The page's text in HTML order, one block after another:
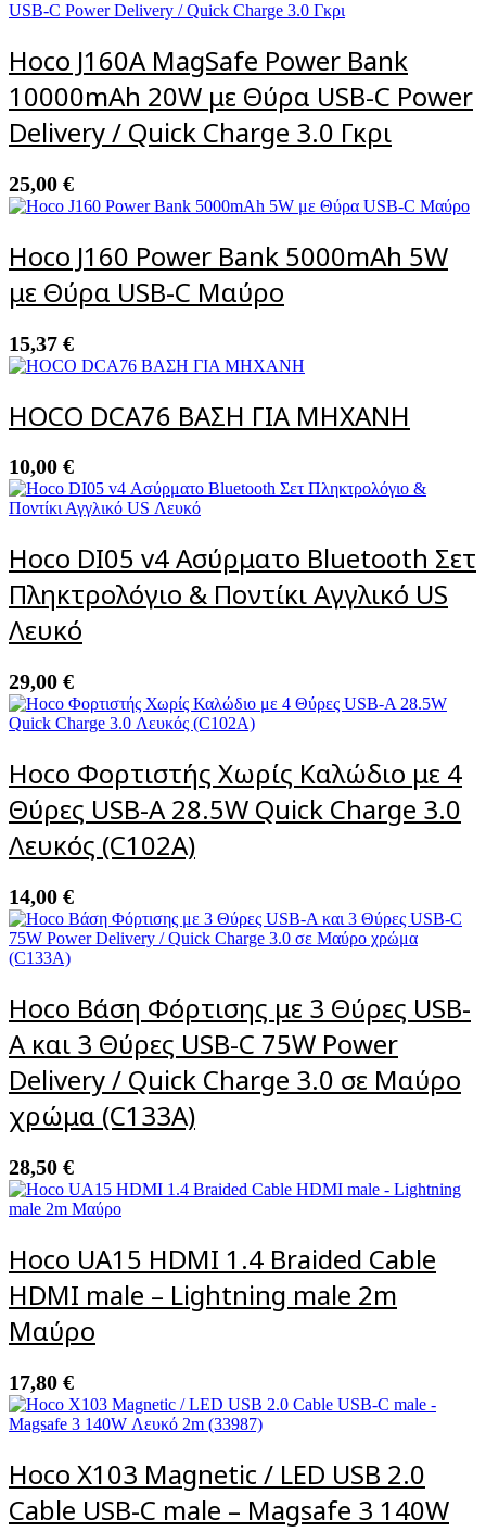
Hoco J160A MagSafe Power Bank
10000mAh 20W με Θύρα USB-C Power
Delivery / Quick Charge 3.0 Γκρι
25,00 €
Hoco J160 Power Bank 5000mAh 5W
με Θύρα USB-C Μαύρο
15,37 €
HOCO DCA76 ΒΑΣΗ ΓΙΑ ΜΗΧΑΝΗ
10,00 €
Hoco DI05 v4 Ασύρματο Bluetooth Σετ
Πληκτρολόγιο & Ποντίκι Αγγλικό US
Λευκό
29,00 €
Hoco Φορτιστής Χωρίς Καλώδιο με 4
Θύρες USB-A 28.5W Quick Charge 3.0
Λευκός (C102A)
14,00 €
Hoco Βάση Φόρτισης με 3 Θύρες USB-
A και 3 Θύρες USB-C 75W Power
Delivery / Quick Charge 3.0 σε Μαύρο
χρώμα (C133A)
28,50 €
Hoco UA15 HDMI 1.4 Braided Cable
HDMI male – Lightning male 2m
Μαύρο
17,80 €
Hoco X103 Magnetic / LED USB 2.0
Cable USB-C male – Magsafe 3 140W